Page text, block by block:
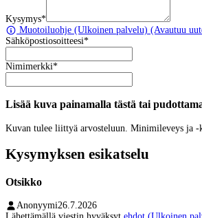
Kysymys*
Muotoiluohje (Ulkoinen palvelu) (Avautuu
Sähköpostiosoitteesi*
Nimimerkki*
Lisää kuva painamalla tästä tai
Kuvan tulee liittyä arvosteluun. Minimileveys ja
Kysymyksen esikatselu
Otsikko
Anonyymi26.7.2026